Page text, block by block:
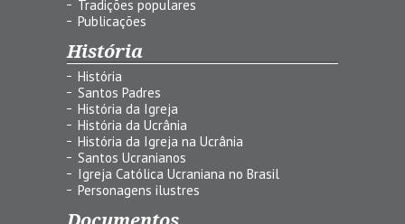
Tradições populares
Publicações
História
História
Santos Padres
História da Igreja
História da Ucrânia
História da Igreja na Ucrânia
Santos Ucranianos
Igreja Católica Ucraniana no Brasil
Personagens ilustres